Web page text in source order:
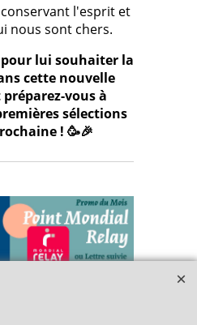
l'esprit et
nous sont chers.
lui souhaiter la
cette nouvelle
vous à
sélections
! 🥳🎉